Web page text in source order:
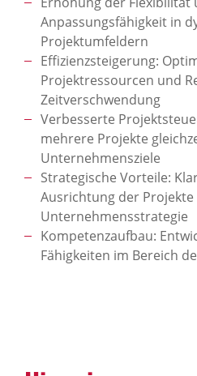
Anpassungsfähigkeit in
Projektumfeldern
Effizienzsteigerung:
Projektressourcen und
Zeitverschwendung
Verbesserte
mehrere Projekte
Unternehmensziele
Strategische Vorteile:
Ausrichtung der Projekte
Unternehmensstrategie
Kompetenzaufbau:
Fähigkeiten im Bereich